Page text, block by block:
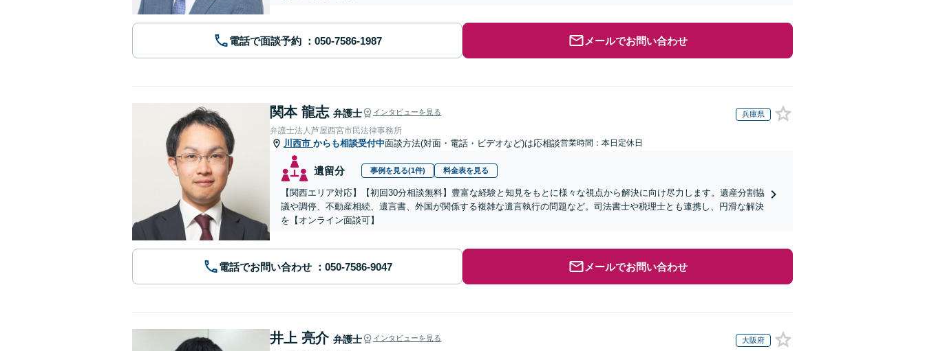
電話で面談予約 メールでお問い合わせ
関本 龍志 弁護士 インタビューを見る 兵庫県
弁護士法人芦屋西宮市民法律事務所
川西市 からも相談受付中面談方法(対面・電話・ビデオなど)は応相談営業時間：本日定休日
遺留分 事例を見る(1件) 料金表を見る
【関西エリア対応】【初回30分相談無料】豊富な経験と知見をもとに様々な視点から解決に向け尽力します。遺産分割協
議や調停、不動産相続、遺言書、外国が関係する複雑な遺言執行の問題など。司法書士や税理士とも連携し、円滑な解決
を【オンライン面談可】
電話でお問い合わせ メールでお問い合わせ
井上 亮介 弁護士 インタビューを見る 大阪府